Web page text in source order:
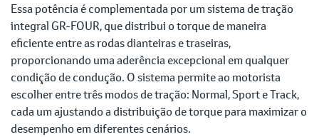
Essa potência é complementada por um sistema de tração
integral GR-FOUR, que distribui o torque de maneira
eficiente entre as rodas dianteiras e traseiras,
proporcionando uma aderência excepcional em qualquer
condição de condução. O sistema permite ao motorista
escolher entre três modos de tração: Normal, Sport e Track,
cada um ajustando a distribuição de torque para maximizar o
desempenho em diferentes cenários.